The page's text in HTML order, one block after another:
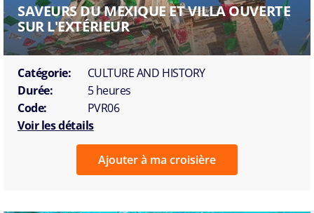
SAVEURS DU MEXIQUE ET VILLA OUVERTE
SUR L'EXTÉRIEUR
Catégorie:
CULTURE AND HISTORY
Durée:
5 heures
Code:
PVR06
Voir les détails
Ajouter à ma croisière